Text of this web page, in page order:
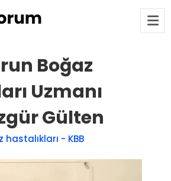
Ayşecan Enmutlu
/ Seyhan
Songül Alemdaroğlu
Seyhan
Boğaz
Uzmanı
Gülten
hastalıkları - KBB